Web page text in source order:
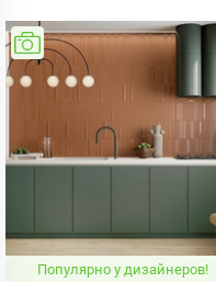
Популярно у дизайнеров!